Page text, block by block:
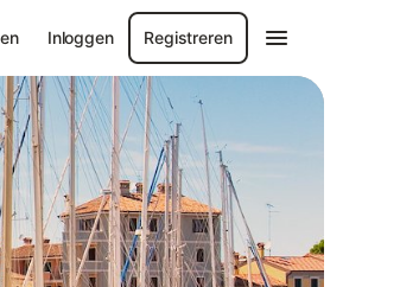
Inloggen Registreren